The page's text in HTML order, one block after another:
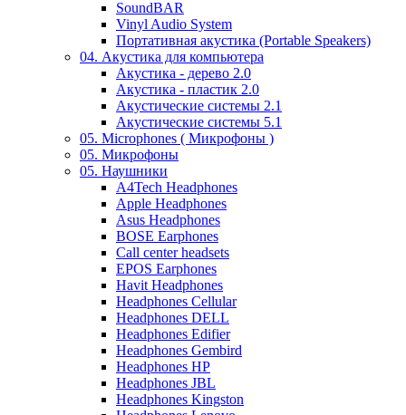
SoundBAR
Vinyl Audio System
Портативная акустика (Portable Speakers)
04. Акустика для компьютера
Акустика - дерево 2.0
Акустика - пластик 2.0
Акустические системы 2.1
Акустические системы 5.1
05. Microphones ( Микрофоны )
05. Микрофоны
05. Наушники
A4Tech Headphones
Apple Headphones
Asus Headphones
BOSE Earphones
Call center headsets
EPOS Earphones
Havit Headphones
Headphones Cellular
Headphones DELL
Headphones Edifier
Headphones Gembird
Headphones HP
Headphones JBL
Headphones Kingston